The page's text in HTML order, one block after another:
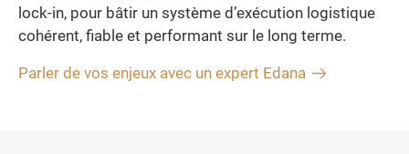
lock-in, pour bâtir un système d’exécution logistique
cohérent, fiable et performant sur le long terme.
Parler de vos enjeux avec un expert Edana